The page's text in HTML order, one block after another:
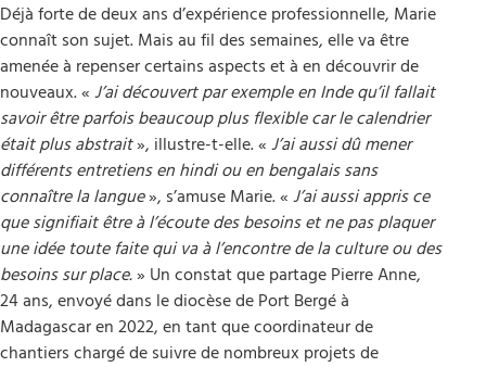
Déjà forte de deux ans d’expérience professionnelle, Marie
connaît son sujet. Mais au fil des semaines, elle va être
amenée à repenser certains aspects et à en découvrir de
nouveaux. « J’ai découvert par exemple en Inde qu’il fallait
savoir être parfois beaucoup plus flexible car le calendrier
était plus abstrait», illustre-t-elle. « J’ai aussi dû mener
différents entretiens en hindi ou en bengalais sans
connaître la langue», s’amuse Marie. « J’ai aussi appris ce
que signifiait être à l’écoute des besoins et ne pas plaquer
une idée toute faite qui va à l’encontre de la culture ou des
besoins sur place.» Un constat que partage Pierre Anne,
24 ans, envoyé dans le diocèse de Port Bergé à
Madagascar en 2022, en tant que coordinateur de
chantiers chargé de suivre de nombreux projets de